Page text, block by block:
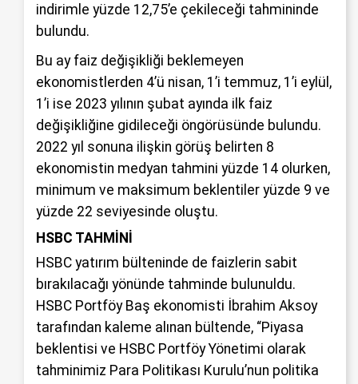
indirimle yüzde 12,75’e çekileceği tahmininde
bulundu.
Bu ay faiz değişikliği beklemeyen
ekonomistlerden 4’ü nisan, 1’i temmuz, 1’i eylül,
1’i ise 2023 yılının şubat ayında ilk faiz
değişikliğine gidileceği öngörüsünde bulundu.
2022 yıl sonuna ilişkin görüş belirten 8
ekonomistin medyan tahmini yüzde 14 olurken,
minimum ve maksimum beklentiler yüzde 9 ve
yüzde 22 seviyesinde oluştu.
HSBC TAHMİNİ
HSBC yatırım bülteninde de faizlerin sabit
bırakılacağı yönünde tahminde bulunuldu.
HSBC Portföy Baş ekonomisti İbrahim Aksoy
tarafından kaleme alınan bültende, “Piyasa
beklentisi ve HSBC Portföy Yönetimi olarak
tahminimiz Para Politikası Kurulu’nun politika